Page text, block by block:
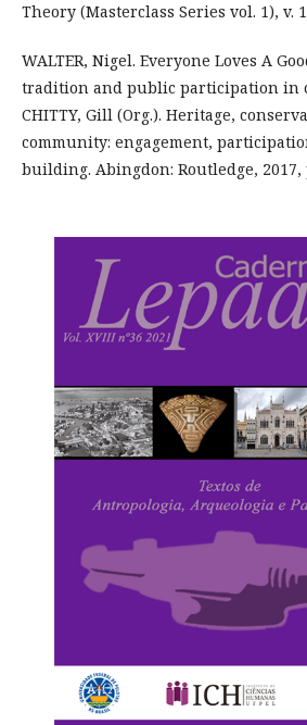
Theory (Masterclass Series vol. 1), v.
WALTER, Nigel. Everyone Loves A
tradition and public participation in
CHITTY, Gill (Org.). Heritage,
community: engagement,
building. Abingdon: Routledge, 2017,